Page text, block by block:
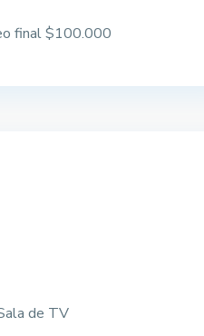
final $100.000
de TV